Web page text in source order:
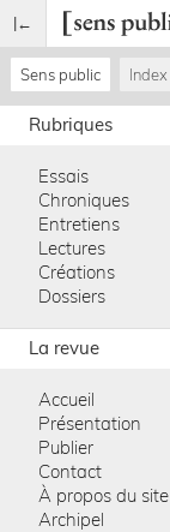
Sens public Index
Rubriques
Essais
Chroniques
Entretiens
Lectures
Créations
Dossiers
La revue
Accueil
Présentation
Publier
Contact
À propos du site
Archipel